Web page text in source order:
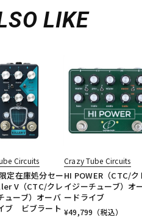
LIKE
Circuits
定在庫処分セー
V（CTC/クレ
ューブ）オーバ
ブ ビブラート
Crazy Tube Circuits
HI POWER（CTC/ク
イジーチューブ）オ
ードライブ
¥49,799 （税込）